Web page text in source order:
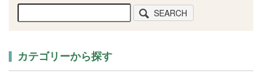
SEARCH
カテゴリーから探す